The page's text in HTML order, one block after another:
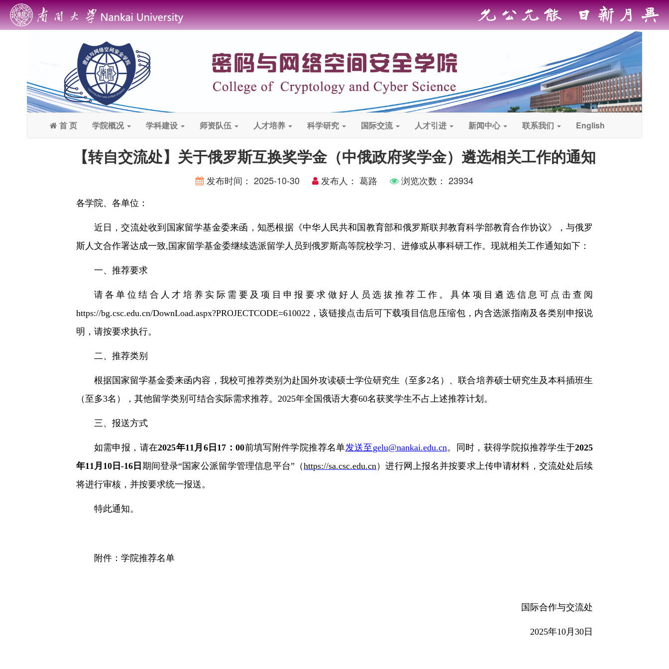
首 页 学院概况 学科建设 师资队伍 人才培养 科学研究 国际交流 人才引进 新闻中心 联系我们 English
【转自交流处】关于俄罗斯互换奖学金（中俄政府奖学金）遴选相关工作的通知
发布时间： 2025-10-30 发布人： 葛路 浏览次数： 23934
各学院、各单位：
近日，交流处收到国家留学基金委来函，知悉根据《中华人民共和国教育部和俄罗斯联邦教育科学部教育合作协议》，与俄罗
斯人文合作署达成一致,国家留学基金委继续选派留学人员到俄罗斯高等院校学习、进修或从事科研工作。现就相关工作通知如下：
一、推荐要求
请各单位结合人才培养实际需要及项目申报要求做好人员选拔推荐工作。具体项目遴选信息可点击查阅
https://bg.csc.edu.cn/DownLoad.aspx?PROJECTCODE=610022，该链接点击后可下载项目信息压缩包，内含选派指南及各类别申报说
明，请按要求执行。
二、推荐类别
根据国家留学基金委来函内容，我校可推荐类别为赴国外攻读硕士学位研究生（至多2名）、联合培养硕士研究生及本科插班生
（至多3名），其他留学类别可结合实际需求推荐。2025年全国俄语大赛60名获奖学生不占上述推荐计划。
三、报送方式
如需申报，请在2025年11月6日17：00前填写附件学院推荐名单发送至gelu@nankai.edu.cn。同时，获得学院拟推荐学生于2025
年11月10日-16日 期间登录“国家公派留学管理信息平台”（https://sa.csc.edu.cn ）进行网上报名并按要求上传申请材料，交流处处后续
将进行审核，并按要求统一报送。
特此通知。
附件： 学院推荐名单
国际合作与交流处
2025年10月30日